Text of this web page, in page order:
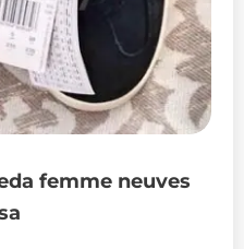
femme neuves